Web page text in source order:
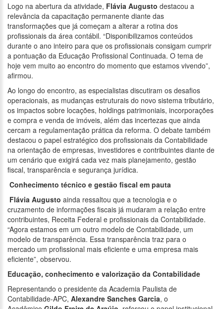
Logo na abertura da atividade, Flávia Augusto destacou a
relevância da capacitação permanente diante das
transformações que já começam a alterar a rotina dos
profissionais da área contábil. “Disponibilizamos conteúdos
durante o ano inteiro para que os profissionais consigam cumprir
a pontuação da Educação Profissional Continuada. O tema de
hoje vem muito ao encontro do momento que estamos vivendo”,
afirmou.
Ao longo do encontro, as especialistas discutiram os desafios
operacionais, as mudanças estruturais do novo sistema tributário,
os impactos sobre locações, holdings patrimoniais, incorporações
e compra e venda de imóveis, além das incertezas que ainda
cercam a regulamentação prática da reforma. O debate também
destacou o papel estratégico dos profissionais da Contabilidade
na orientação de empresas, investidores e contribuintes diante de
um cenário que exigirá cada vez mais planejamento, gestão
fiscal, transparência e segurança jurídica.
Conhecimento técnico e gestão fiscal em pauta
Flávia Augusto ainda ressaltou que a tecnologia e o
cruzamento de informações fiscais já mudaram a relação entre
contribuintes, Receita Federal e profissionais da Contabilidade.
“Agora estamos em um outro modelo de Contabilidade, um
modelo de transparência. Essa transparência traz para o
mercado um profissional mais eficiente e uma empresa mais
eficiente”, observou.
Educação, conhecimento e valorização da Contabilidade
Representando o presidente da Academia Paulista de
Contabilidade-APC, Alexandre Sanches Garcia, o